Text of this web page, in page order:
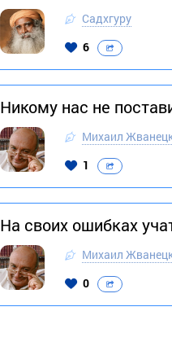
Садхгуру
6
Никому нас не
Михаил
1
На своих ошибках
Михаил
0